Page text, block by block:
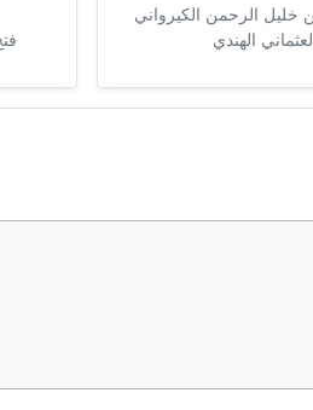
خليل الرحمن الكيرواني
الهندي